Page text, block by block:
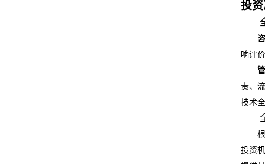
投
响评
责、
技术
投资